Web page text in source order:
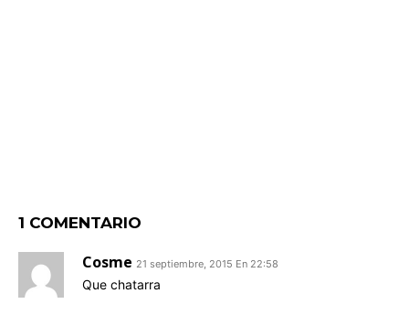
1 COMENTARIO
Cosme 21 septiembre, 2015 En 22:58
Que chatarra